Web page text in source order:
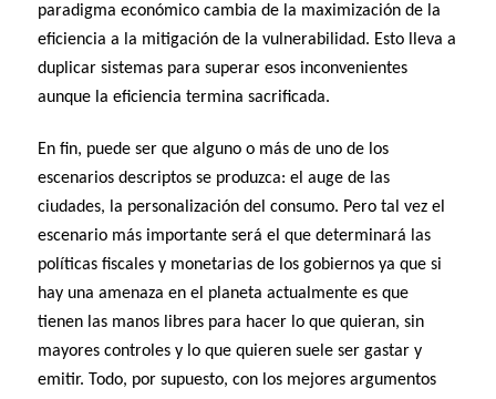
paradigma económico cambia de la maximización de la
eficiencia a la mitigación de la vulnerabilidad. Esto lleva a
duplicar sistemas para superar esos inconvenientes
aunque la eficiencia termina sacrificada.
En fin, puede ser que alguno o más de uno de los
escenarios descriptos se produzca: el auge de las
ciudades, la personalización del consumo. Pero tal vez el
escenario más importante será el que determinará las
políticas fiscales y monetarias de los gobiernos ya que si
hay una amenaza en el planeta actualmente es que
tienen las manos libres para hacer lo que quieran, sin
mayores controles y lo que quieren suele ser gastar y
emitir. Todo, por supuesto, con los mejores argumentos